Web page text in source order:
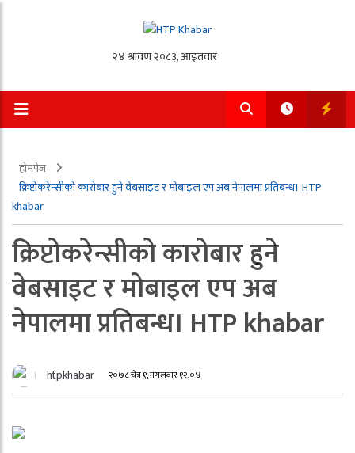
होमपेज
क्रिप्टोकरेन्सीको कारोबार हुने वेबसाइट र मोबाइल एप अब नेपालमा प्रतिबन्ध। HTP
khabar
क्रिप्टोकरेन्सीको कारोबार हुने
वेबसाइट र मोबाइल एप अब
नेपालमा प्रतिबन्ध। HTP khabar
htpkhabar २०७८ चैत्र १, मंगलवार १२:०४